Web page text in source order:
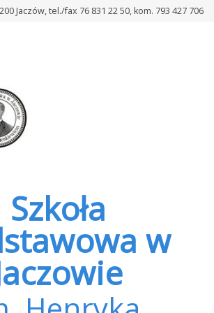
Jaczów, tel./fax 76 831 22 50, kom. 793 427 706
Szkoła
w